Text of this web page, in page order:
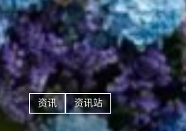
资讯 资讯站